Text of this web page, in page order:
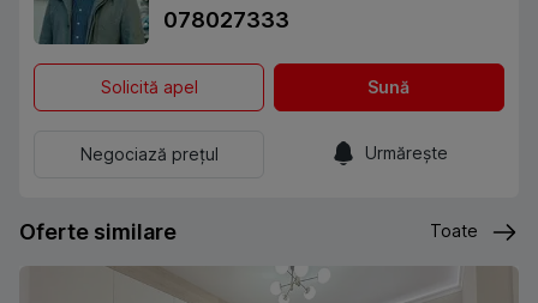
078027333
Solicită apel Sună
Negociază prețul Urmărește
Oferte similare Toate